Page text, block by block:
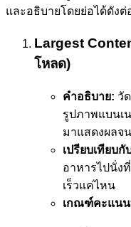
และอธิบายโดยย่อได้ดังต่
Largest
โหลด)
คำอธิบาย: วั
รูปภาพแบนเ
มาแสดงผลจ
เปรียบเทียบ
อาหารไปนั่ง
เร็วแค่ไหน
เกณฑ์คะแน